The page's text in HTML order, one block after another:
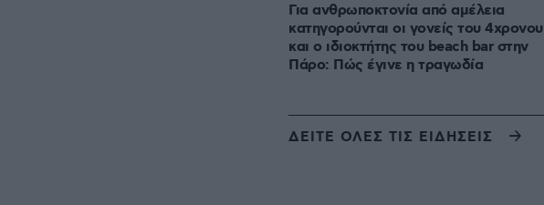
Για ανθρωποκτονία από αμέλεια
κατηγορούνται οι γονείς του 4χρονου
και ο ιδιοκτήτης του beach bar στην
Πάρο: Πώς έγινε η τραγωδία
ΔΕΙΤΕ ΟΛΕΣ ΤΙΣ ΕΙΔΗΣΕΙΣ